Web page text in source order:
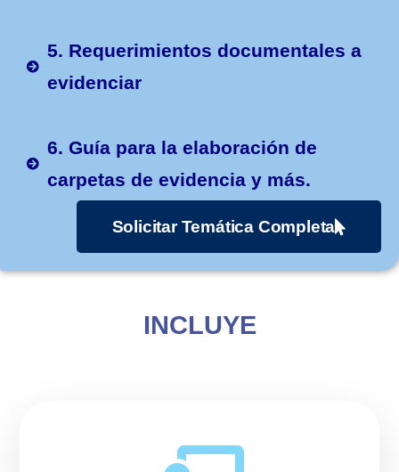
5. Requerimientos documentales a
evidenciar
6. Guía para la elaboración de
carpetas de evidencia y más.
Solicitar Temática Completa
INCLUYE